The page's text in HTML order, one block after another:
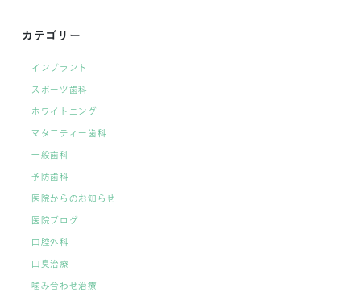
カテゴリー
インプラント
スポーツ歯科
ホワイトニング
マタ二ティー歯科
一般歯科
予防歯科
医院からのお知らせ
医院ブログ
口腔外科
口臭治療
噛み合わせ治療